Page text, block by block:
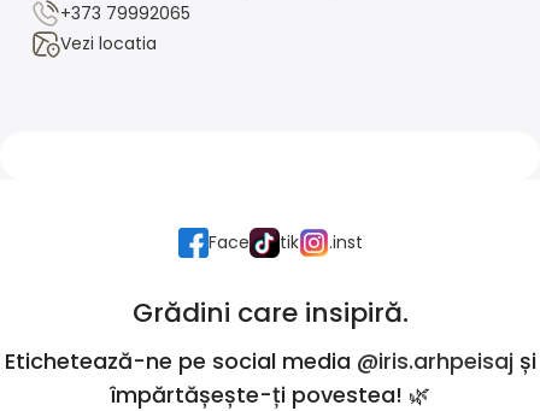
+373 79992065
Vezi locatia
Face tik .inst
Grădini care insipiră.
Etichetează-ne pe social media @iris.arhpeisaj și
împărtășește-ți povestea! 🌿